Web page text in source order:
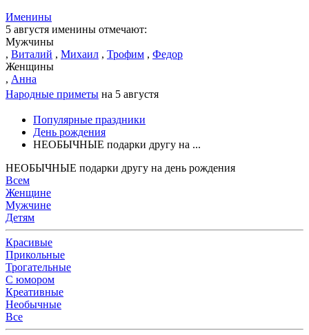
Именины
5 августя именины отмечают:
Мужчины
, Виталий , Михаил , Трофим , Федор
Женщины
, Анна
Народные приметы на 5 августя
Популярные праздники
День рождения
НЕОБЫЧНЫЕ подарки другу на ...
НЕОБЫЧНЫЕ подарки другу на день рождения
Всем
Женщине
Мужчине
Детям
Красивые
Прикольные
Трогательные
С юмором
Креативные
Необычные
Все